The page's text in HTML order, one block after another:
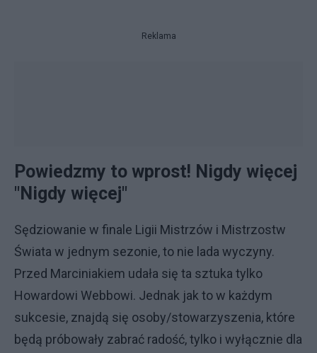
Reklama
Powiedzmy to wprost! Nigdy więcej
"Nigdy więcej"
Sędziowanie w finale Ligii Mistrzów i Mistrzostw
Świata w jednym sezonie, to nie lada wyczyny.
Przed Marciniakiem udała się ta sztuka tylko
Howardowi Webbowi. Jednak jak to w każdym
sukcesie, znajdą się osoby/stowarzyszenia, które
będą próbowały zabrać radość, tylko i wyłącznie dla